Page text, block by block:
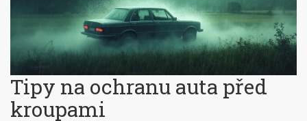
Tipy na ochranu auta před
kroupami